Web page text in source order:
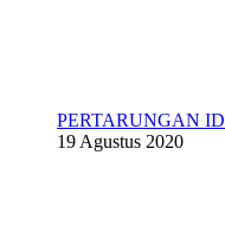
PERTARUNGAN
19 Agustus 2020